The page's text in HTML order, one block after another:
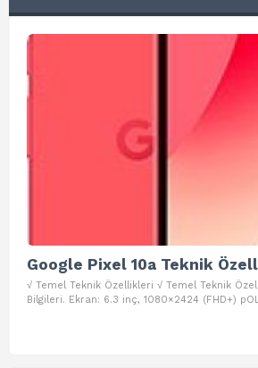
Google Pixel 10a Teknik
√ Temel Teknik Özellikleri √ Temel Teknik
Bilgileri. Ekran: 6.3 inç, 1080×2424 (FHD+)